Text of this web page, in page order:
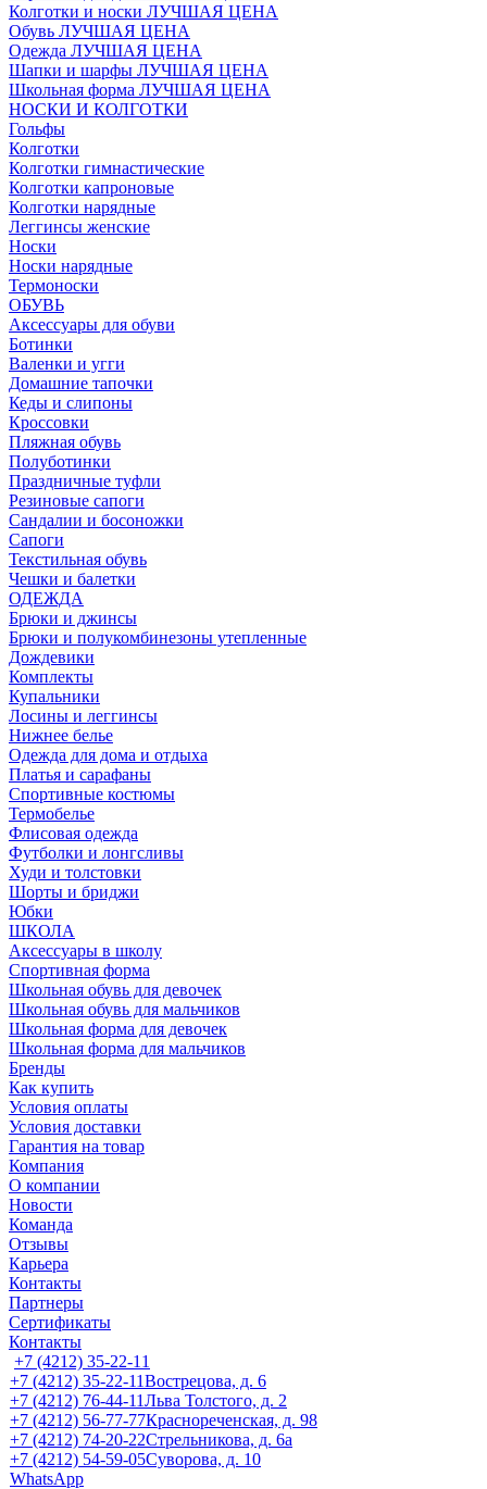
Колготки и носки ЛУЧШАЯ ЦЕНА
Обувь ЛУЧШАЯ ЦЕНА
Одежда ЛУЧШАЯ ЦЕНА
Шапки и шарфы ЛУЧШАЯ ЦЕНА
Школьная форма ЛУЧШАЯ ЦЕНА
НОСКИ И КОЛГОТКИ
Гольфы
Колготки
Колготки гимнастические
Колготки капроновые
Колготки нарядные
Леггинсы женские
Носки
Носки нарядные
Термоноски
ОБУВЬ
Аксессуары для обуви
Ботинки
Валенки и угги
Домашние тапочки
Кеды и слипоны
Кроссовки
Пляжная обувь
Полуботинки
Праздничные туфли
Резиновые сапоги
Сандалии и босоножки
Сапоги
Текстильная обувь
Чешки и балетки
ОДЕЖДА
Брюки и джинсы
Брюки и полукомбинезоны утепленные
Дождевики
Комплекты
Купальники
Лосины и леггинсы
Нижнее белье
Одежда для дома и отдыха
Платья и сарафаны
Спортивные костюмы
Термобелье
Флисовая одежда
Футболки и лонгсливы
Худи и толстовки
Шорты и бриджи
Юбки
ШКОЛА
Аксессуары в школу
Спортивная форма
Школьная обувь для девочек
Школьная обувь для мальчиков
Школьная форма для девочек
Школьная форма для мальчиков
Бренды
Как купить
Условия оплаты
Условия доставки
Гарантия на товар
Компания
О компании
Новости
Команда
Отзывы
Карьера
Контакты
Партнеры
Сертификаты
Контакты
+7 (4212) 35-22-11
+7 (4212) 35-22-11Вострецова, д. 6
+7 (4212) 76-44-11Льва Толстого, д. 2
+7 (4212) 56-77-77Краснореченская, д. 98
+7 (4212) 74-20-22Стрельникова, д. 6а
+7 (4212) 54-59-05Суворова, д. 10
WhatsApp